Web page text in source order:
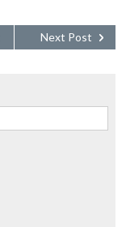
Next Post